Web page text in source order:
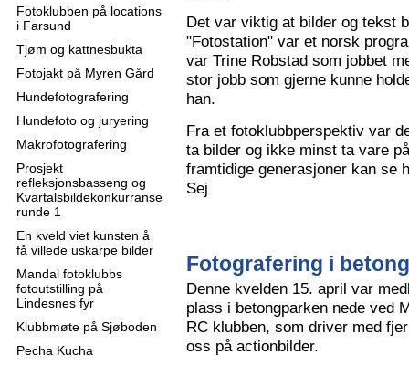
Fotoklubben på locations
i Farsund
Tjøm og kattnesbukta
Fotojakt på Myren Gård
Hundefotografering
Hundefoto og juryering
Makrofotografering
Prosjekt
refleksjonsbasseng og
Kvartalsbildekonkurranse
runde 1
En kveld viet kunsten å
få villede uskarpe bilder
Mandal fotoklubbs
fotoutstilling på
Lindesnes fyr
Klubbmøte på Sjøboden
Pecha Kucha
Det var viktig at bilder og tekst
"Fotostation" var et norsk
var Trine Robstad som jobbet
stor jobb som gjerne kunne
han.
Fra et fotoklubbperspektiv var
ta bilder og ikke minst ta vare
framtidige generasjoner kan se
Sej
Fotografering i
Denne kvelden 15. april var
plass i betongparken nede ved
RC klubben, som driver med
oss på actionbilder.